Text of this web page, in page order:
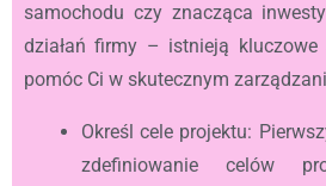
samochodu czy znacząca
działań firmy – istnieją kluczowe
pomóc Ci w skutecznym
Określ cele projektu:
zdefiniowanie celów